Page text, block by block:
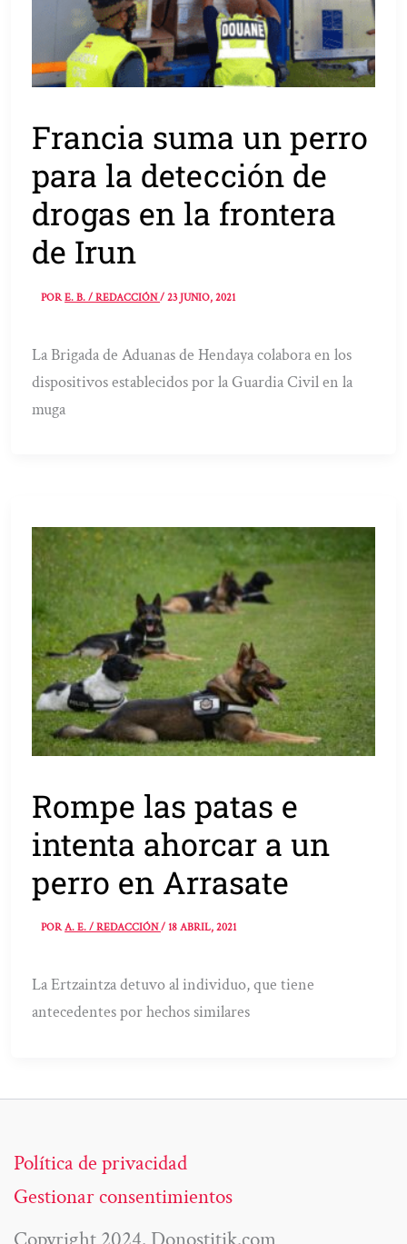
Francia suma un perro
para la detección de
drogas en la frontera
de Irun
PORE. B. / REDACCIÓN/23 JUNIO, 2021
La Brigada de Aduanas de Hendaya colabora en los
dispositivos establecidos por la Guardia Civil en la
muga
Rompe las patas e
intenta ahorcar a un
perro en Arrasate
PORA. E. / REDACCIÓN/18 ABRIL, 2021
La Ertzaintza detuvo al individuo, que tiene
antecedentes por hechos similares
Política de privacidad
Gestionar consentimientos